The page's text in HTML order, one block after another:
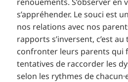
s’appréhender. Le souci est
nos relations avec nos
rapports s’inversent, c’est
confronter leurs parents qui
tentatives de raccorder les
selon les rythmes de